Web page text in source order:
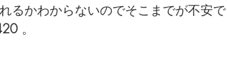
るかわからないのでそこまでが不安
。